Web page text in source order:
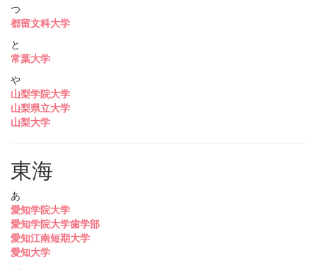
つ
都留文科大学
と
常葉大学
や
山梨学院大学
山梨県立大学
山梨大学
東海
あ
愛知学院大学
愛知学院大学歯学部
愛知江南短期大学
愛知大学